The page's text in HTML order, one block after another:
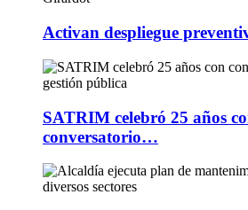
Activan despliegue
SATRIM celebró 25 años
conversatorio…